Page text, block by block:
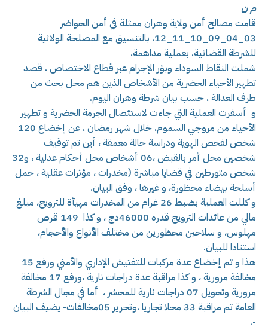
م ن
قامت مصالح أمن ولاية وهران ممثلة في أمن الحواضر
03_04_09_10_11_12، بالتنسيق مع المصلحة الولائية
للشرطة القضائية، بعملية مداهمة،
شملت النقاط السوداء وبؤر الإجرام عبر قطاع الاختصاص ، قصد
تطهير الأحياء الحضرية من الأشخاص الذين هم محل بحث من
طرف العدالة ، حسب بيان شرطة وهران اليوم.
و أسفرت العملية التي جاءت لاستئصال الجرمة الحضرية و تطهير
الأحياء من مروجي السموم، خلال شهر رمضان ، عن إخضاع 120
شخص لفحص الهوية ودراسة حالة معمقة ، أين تم توقيف
شخصين محل أمر بالقبض ،06 أشخاص محل أحكام عدلية ، و32
شخص متورطين في قضايا مباشرة (مخدرات ، مؤثرات عقلية ، حمل
أسلحة بيضاء محظورة، و غيرها ، وفق البيان.
و كللت العملية بضبط 26 غرام من المخدرات مهيأة للترويج، مبلغ
مالي من عائدات الترويج قدره 46000دج ، و كذا 149 قرص
مهلوس، و سلاحين محظورين من مختلف الأنواع والأحجام،
استنادا للبيان.
هذا و تم إخضاع عدة مركبات للتفتيش الإداري والأمني ورفع 15
مخالفة مرورية ، و كذا مراقبة عدة دراجات نارية ،ورفع 17 مخالفة
مرورية وتحويل 07 دراجات نارية للمحشر ، أما في مجال الشرطة
العامة تم مراقبة 33 محلا تجاريا ،وتحرير 05مخالفات- يضيف البيان
-.